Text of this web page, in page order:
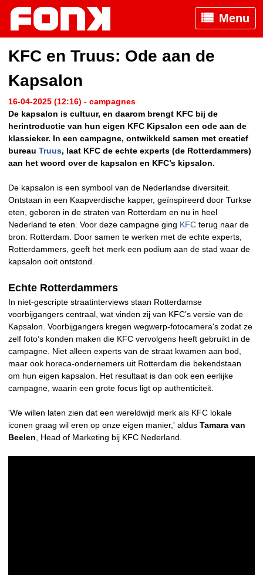
Menu
KFC en Truus: Ode aan de
Kapsalon
16-04-2025 (12:16) - campagnes
De kapsalon is cultuur, en daarom brengt KFC bij de
herintroductie van hun eigen KFC Kipsalon een ode aan de
klassieker. In een campagne, ontwikkeld samen met creatief
bureau Truus, laat KFC de echte experts (de Rotterdammers)
aan het woord over de kapsalon en KFC’s kipsalon.
De kapsalon is een symbool van de Nederlandse diversiteit.
Ontstaan in een Kaapverdische kapper, geïnspireerd door Turkse
eten, geboren in de straten van Rotterdam en nu in heel
Nederland te eten. Voor deze campagne ging KFC terug naar de
bron: Rotterdam. Door samen te werken met de echte experts,
Rotterdammers, geeft het merk een podium aan de stad waar de
kapsalon ooit ontstond.
Echte Rotterdammers
In niet-gescripte straatinterviews staan Rotterdamse
voorbijgangers centraal, wat vinden zij van KFC’s versie van de
Kapsalon. Voorbijgangers kregen wegwerp-fotocamera's zodat ze
zelf foto’s konden maken die KFC vervolgens heeft gebruikt in de
campagne. Niet alleen experts van de straat kwamen aan bod,
maar ook horeca-ondernemers uit Rotterdam die bekendstaan
om hun eigen kapsalon. Het resultaat is dan ook een eerlijke
campagne, waarin een grote focus ligt op authenticiteit.
'We willen laten zien dat een wereldwijd merk als KFC lokale
iconen graag wil eren op onze eigen manier,' aldus Tamara van
Beelen , Head of Marketing bij KFC Nederland.